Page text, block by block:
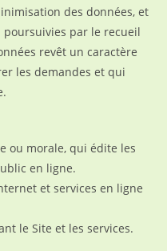
des données, et
par le recueil
revêt un caractère
les demandes et qui
ou morale, qui édite les
en ligne.
et services en ligne
le Site et les services.